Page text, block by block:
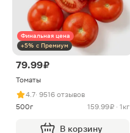
Финальная цена
+5% с Премиум
79.99 ₽
Томаты
4.7· 9516 отзывов
500г
159.99 ₽ · 1кг
В корзину